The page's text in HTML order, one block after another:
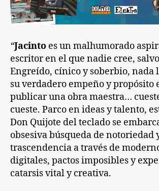
“Jacinto es un malhumorado
escritor en el que nadie cree,
Engreído, cínico y soberbio, nada
su verdadero empeño y propósito
publicar una obra maestra…
cueste. Parco en ideas y talento,
Don Quijote del teclado se
obsesiva búsqueda de notoriedad
trascendencia a través de
digitales, pactos imposibles y
catarsis vital y creativa.